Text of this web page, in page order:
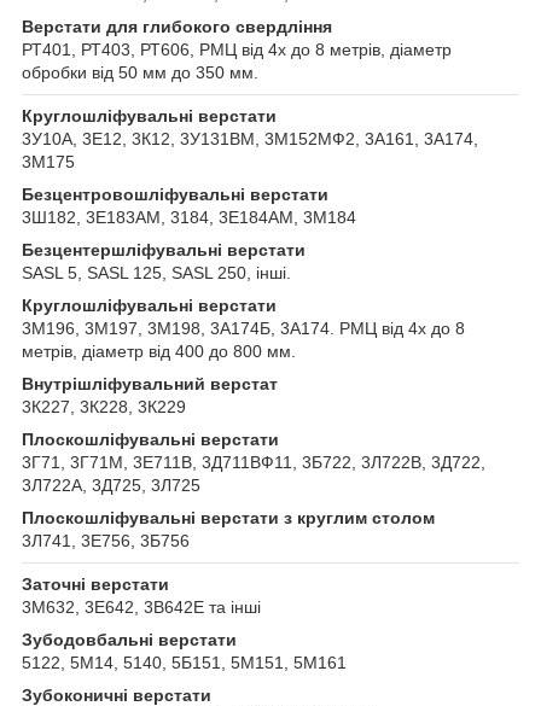
Верстати для глибокого свердління
РТ401, РТ403, РТ606, РМЦ від 4х до 8 метрів, діаметр
обробки від 50 мм до 350 мм.
Круглошліфувальні верстати
3У10А, 3Е12, 3К12, 3У131ВМ, 3М152МФ2, 3А161, 3А174,
3М175
Безцентровошліфувальні верстати
3Ш182, 3Е183АМ, 3184, 3Е184АМ, 3М184
Безцентершліфувальні верстати
SASL 5, SASL 125, SASL 250, інші.
Круглошліфувальні верстати
3М196, 3М197, 3М198, 3А174Б, 3А174. РМЦ від 4х до 8
метрів, діаметр від 400 до 800 мм.
Внутрішліфувальний верстат
3К227, 3К228, 3К229
Плоскошліфувальні верстати
3Г71, 3Г71М, 3Е711В, 3Д711ВФ11, 3Б722, 3Л722В, 3Д722,
3Л722А, 3Д725, 3Л725
Плоскошліфувальні верстати з круглим столом
3Л741, 3Е756, 3Б756
Заточні верстати
3М632, 3Е642, 3В642Е та інші
Зубодовбальні верстати
5122, 5М14, 5140, 5Б151, 5М151, 5М161
Зубоконичні верстати